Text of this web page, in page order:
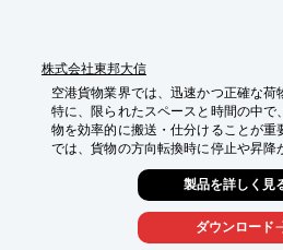
株式会社東邦大信
空港貨物業界では、迅速かつ正確な荷
特に、限られたスペースと時間の中で
物を効率的に搬送・仕分けることが重
では、貨物の方向転換時に停止や昇降
の遅延や効率低下の原因となっていま
ーラQ」は、停止・昇降なしで直角
し、シームレスな動きでサイクルタイ
れにより、空港貨物仕分け現場の効率
製品を詳しく見
ダウンロード